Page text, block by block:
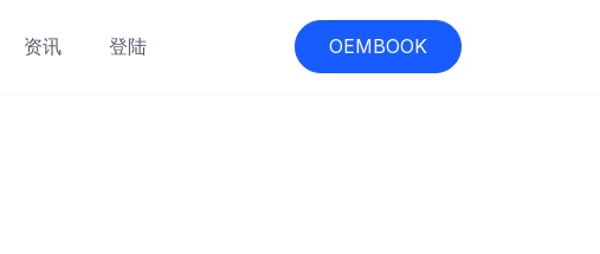
资讯 登陆 OEMBOOK